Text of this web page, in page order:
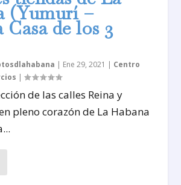
(Yumurí –
de los 3
| Ene 29, 2021 | Centro
|
de las calles Reina y
pleno corazón de La Habana